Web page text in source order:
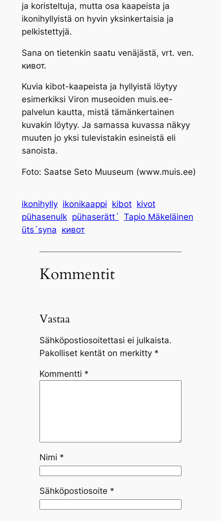
ja koristeltuja, mutta osa kaapeista ja
ikonihyllyistä on hyvin yksinkertaisia ja
pelkistettyjä.
Sana on tietenkin saatu venäjästä, vrt. ven.
кивот.
Kuvia kibot-kaapeista ja hyllyistä löytyy
esimerkiksi Viron museoiden muis.ee-
palvelun kautta, mistä tämänkertainen
kuvakin löytyy. Ja samassa kuvassa näkyy
muuten jo yksi tulevistakin esineistä eli
sanoista.
Foto: Saatse Seto Muuseum (www.muis.ee)
ikonihylly ikonikaappi kibot kivot
pühasenulk pühaserätt´ Tapio Mäkeläinen
üts´syna кивот
Kommentit
Vastaa
Sähköpostiosoitettasi ei julkaista.
Pakolliset kentät on merkitty *
Kommentti *
Nimi *
Sähköpostiosoite *